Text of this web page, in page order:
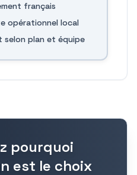
français
opérationnel local
plan et équipe
pourquoi
est le choix